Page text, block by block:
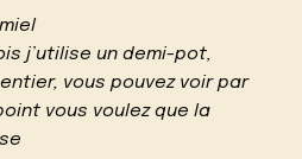
j’utilise un demi-pot,
vous pouvez voir par
vous voulez que la